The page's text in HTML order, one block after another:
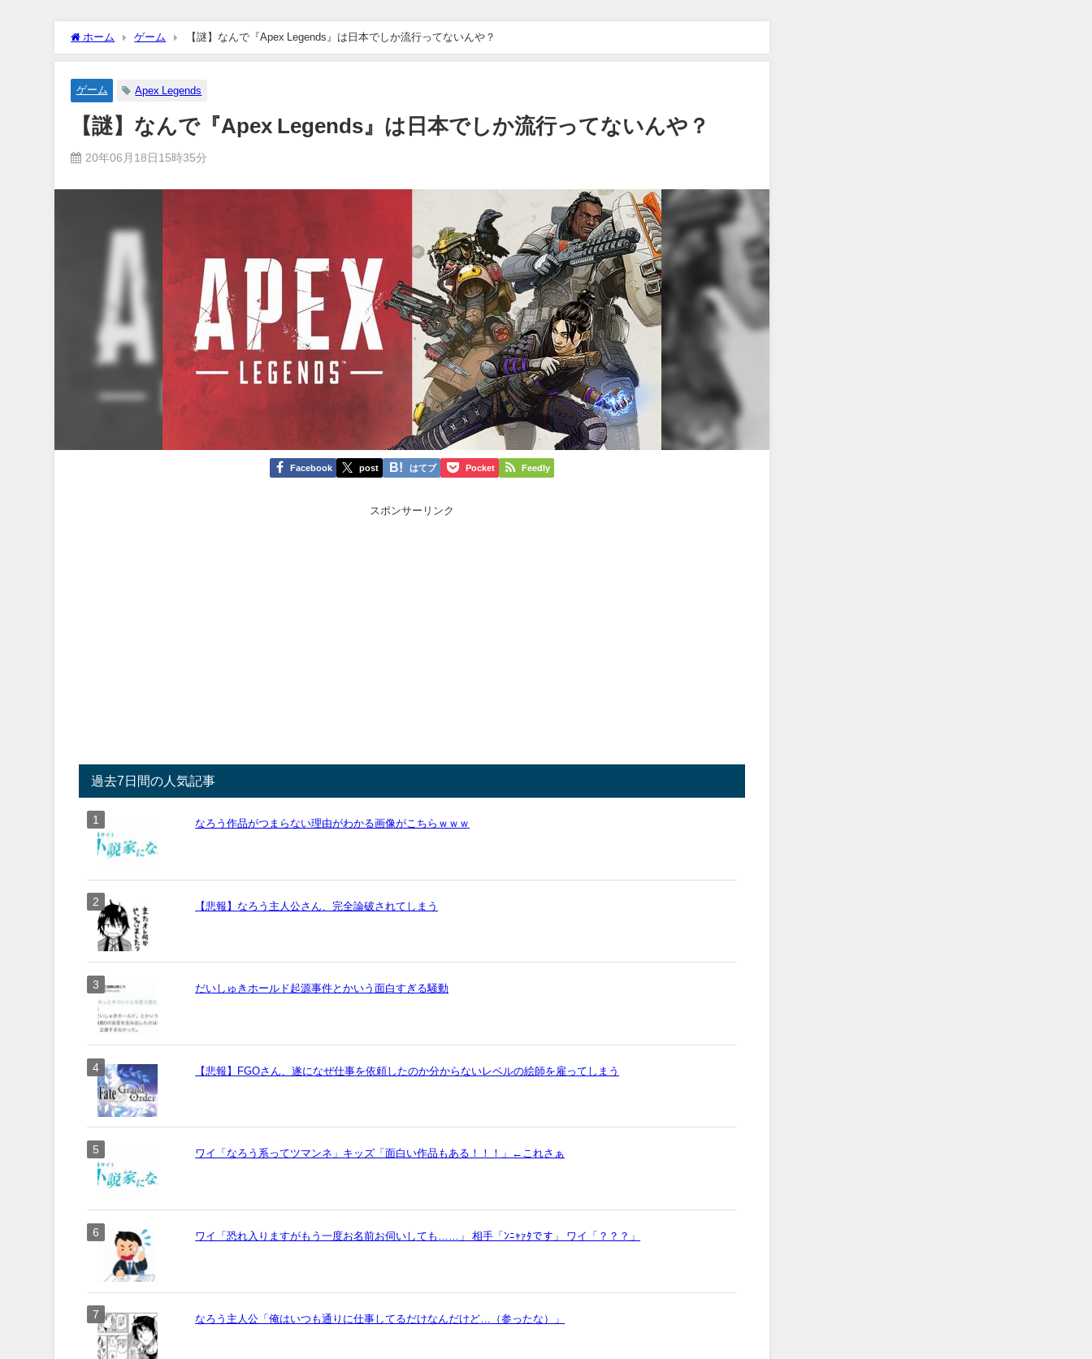
ホーム ゲーム 【謎】なんで『Apex Legends』は日本でしか流行ってないんや？
ゲーム Apex Legends
【謎】なんで『Apex Legends』は日本でしか流行ってないんや？
20年06月18日15時35分
Facebook post はてブ Pocket Feedly
スポンサーリンク
過去7日間の人気記事
なろう作品がつまらない理由がわかる画像がこちらｗｗｗ
【悲報】なろう主人公さん、完全論破されてしまう
だいしゅきホールド起源事件とかいう面白すぎる騒動
【悲報】FGOさん、遂になぜ仕事を依頼したのか分からないレベルの絵師を雇ってしまう
ワイ「なろう系ってツマンネ」キッズ「面白い作品もある！！！」←これさぁ
ワイ「恐れ入りますがもう一度お名前お伺いしても……」 相手「ﾝﾆｬｧﾀです」 ワイ「？？？」
なろう主人公「俺はいつも通りに仕事してるだけなんだけど…（参ったな）」